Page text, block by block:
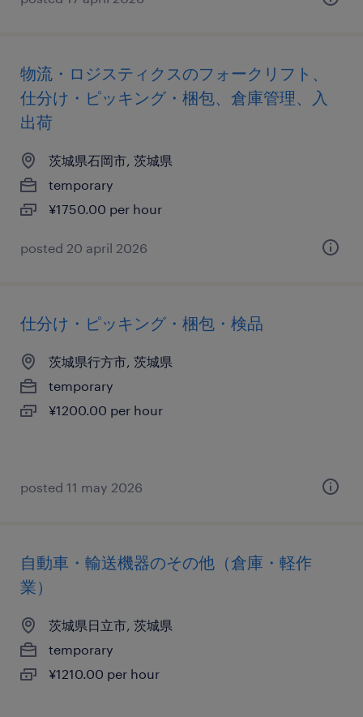
物流・ロジスティクスのフォークリフト、
仕分け・ピッキング・梱包、倉庫管理、入
出荷
茨城県石岡市, 茨城県
temporary
¥1750.00 per hour
posted 20 april 2026
仕分け・ピッキング・梱包・検品
茨城県行方市, 茨城県
temporary
¥1200.00 per hour
posted 11 may 2026
自動車・輸送機器のその他（倉庫・軽作
業）
茨城県日立市, 茨城県
temporary
¥1210.00 per hour